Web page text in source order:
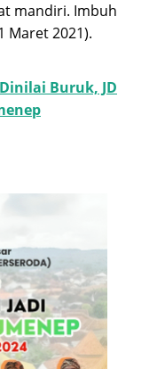
mandiri. Imbuh
Maret 2021).
Buruk, JD